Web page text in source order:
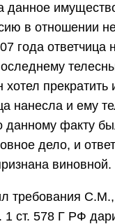
данное
в отношении
года ответчица
прекратить
нанесла и ему
данному факту
дело, и
виновной.
требования С.М.,
1 ст. 578 Г РФ